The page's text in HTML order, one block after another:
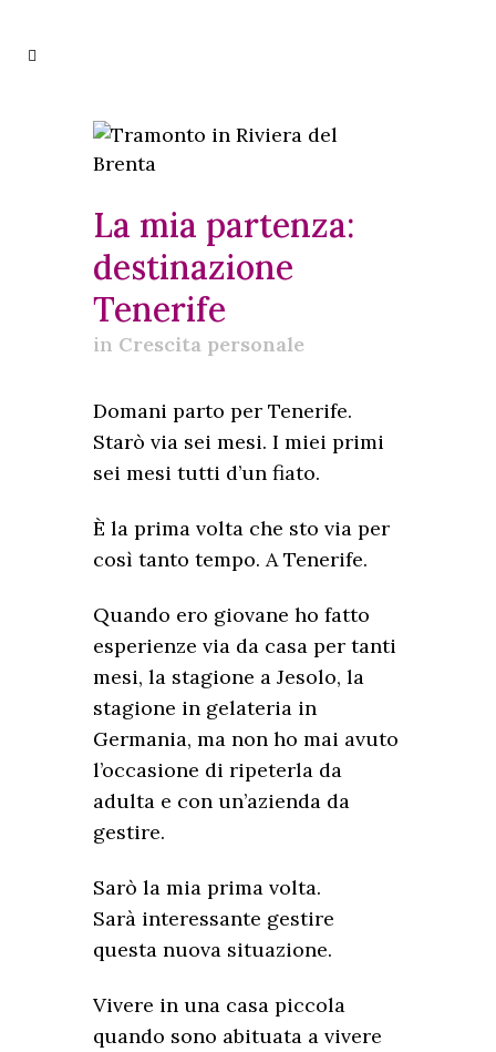
La mia partenza:
destinazione
Tenerife
in Crescita personale
Domani parto per Tenerife.
Starò via sei mesi. I miei primi
sei mesi tutti d’un fiato.
È la prima volta che sto via per
così tanto tempo. A Tenerife.
Quando ero giovane ho fatto
esperienze via da casa per tanti
mesi, la stagione a Jesolo, la
stagione in gelateria in
Germania, ma non ho mai avuto
l’occasione di ripeterla da
adulta e con un’azienda da
gestire.
Sarò la mia prima volta.
Sarà interessante gestire
questa nuova situazione.
Vivere in una casa piccola
quando sono abituata a vivere